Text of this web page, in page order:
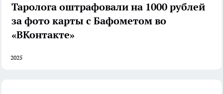
Таролога оштрафовали на 1000 рублей
за фото карты с Бафометом во
«ВКонтакте»
2025